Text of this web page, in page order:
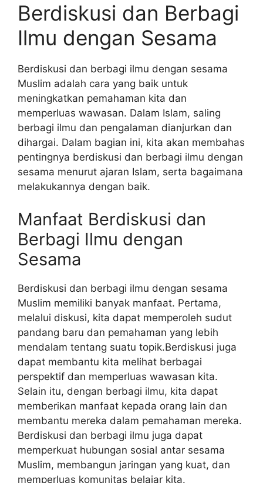
Berdiskusi dan Berbagi
Ilmu dengan Sesama
Berdiskusi dan berbagi ilmu dengan sesama
Muslim adalah cara yang baik untuk
meningkatkan pemahaman kita dan
memperluas wawasan. Dalam Islam, saling
berbagi ilmu dan pengalaman dianjurkan dan
dihargai. Dalam bagian ini, kita akan membahas
pentingnya berdiskusi dan berbagi ilmu dengan
sesama menurut ajaran Islam, serta bagaimana
melakukannya dengan baik.
Manfaat Berdiskusi dan
Berbagi Ilmu dengan
Sesama
Berdiskusi dan berbagi ilmu dengan sesama
Muslim memiliki banyak manfaat. Pertama,
melalui diskusi, kita dapat memperoleh sudut
pandang baru dan pemahaman yang lebih
mendalam tentang suatu topik.Berdiskusi juga
dapat membantu kita melihat berbagai
perspektif dan memperluas wawasan kita.
Selain itu, dengan berbagi ilmu, kita dapat
memberikan manfaat kepada orang lain dan
membantu mereka dalam pemahaman mereka.
Berdiskusi dan berbagi ilmu juga dapat
memperkuat hubungan sosial antar sesama
Muslim, membangun jaringan yang kuat, dan
memperluas komunitas belajar kita.